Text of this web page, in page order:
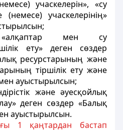
учаскелерін», «су
учаскелерінің»
«алқаптар мен су
ету» деген сөздер
ресурстарының және
тіршілік ету және
ауыстырылсын;
және әуесқойлық
деген сөздер «Балық
ауыстырылсын.
1 қаңтардан бастап